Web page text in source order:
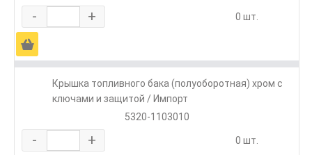
- + 0 шт.
Ä
Крышка топливного бака (полуоборотная) хром с
ключами и защитой / Импорт
5320-1103010
- + 0 шт.